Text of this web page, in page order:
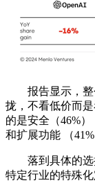
报告显示，整
拢，不看低价而
的是安全（46%）
和扩展功能 （41%
落到具体的选
特定行业的特殊